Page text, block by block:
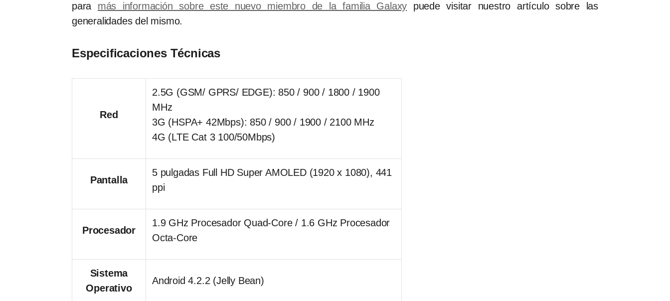
para más información sobre este nuevo miembro de la familia Galaxy puede visitar nuestro artículo sobre las
generalidades del mismo.
Especificaciones Técnicas
Red
2.5G (GSM/ GPRS/ EDGE): 850 / 900 / 1800 / 1900
MHz
3G (HSPA+ 42Mbps): 850 / 900 / 1900 / 2100 MHz
4G (LTE Cat 3 100/50Mbps)
Pantalla
5 pulgadas Full HD Super AMOLED (1920 x 1080), 441
ppi
Procesador
1.9 GHz Procesador Quad-Core / 1.6 GHz Procesador
Octa-Core
Sistema
Operativo
Android 4.2.2 (Jelly Bean)